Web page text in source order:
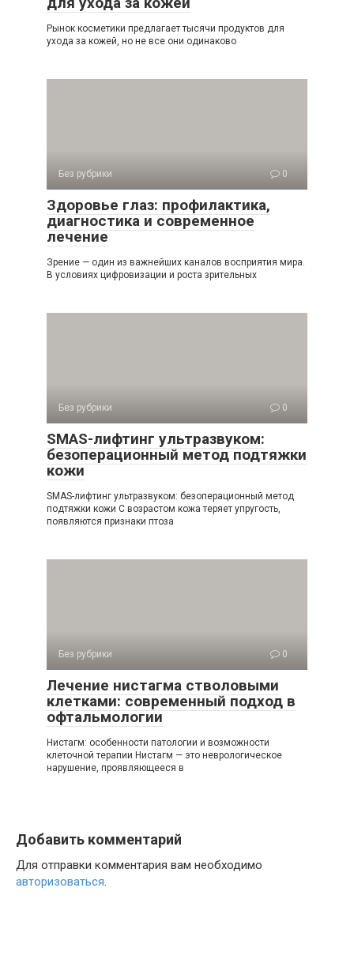
Рынок косметики предлагает тысячи продуктов для
ухода за кожей, но не все они одинаково
Без рубрики 0
Здоровье глаз: профилактика,
диагностика и современное
лечение
Зрение — один из важнейших каналов восприятия мира.
В условиях цифровизации и роста зрительных
Без рубрики 0
SMAS-лифтинг ультразвуком:
безоперационный метод подтяжки
кожи
SMAS-лифтинг ультразвуком: безоперационный метод
подтяжки кожи С возрастом кожа теряет упругость,
появляются признаки птоза
Без рубрики 0
Лечение нистагма стволовыми
клетками: современный подход в
офтальмологии
Нистагм: особенности патологии и возможности
клеточной терапии Нистагм — это неврологическое
нарушение, проявляющееся в
Добавить комментарий
Для отправки комментария вам необходимо
авторизоваться.